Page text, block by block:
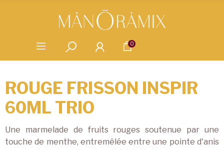
0
ROUGE FRISSON INSPIR
60ML TRIO
Une marmelade de fruits rouges soutenue par une
touche de menthe, entremêlée entre une pointe d'anis